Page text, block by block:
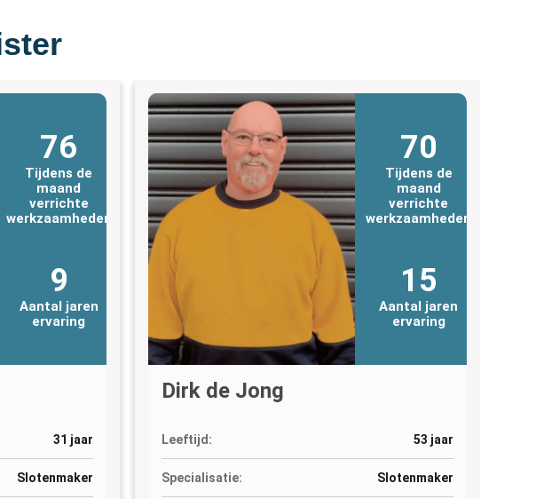
76
Tijdens de
maand
verrichte
werkzaamheden
9
Aantal jaren
ervaring
31 jaar
Slotenmaker
70
Tijdens de
maand
verrichte
werkzaamheden
15
Aantal jaren
ervaring
Dirk de Jong
Leeftijd: 53 jaar
Specialisatie: Slotenmaker